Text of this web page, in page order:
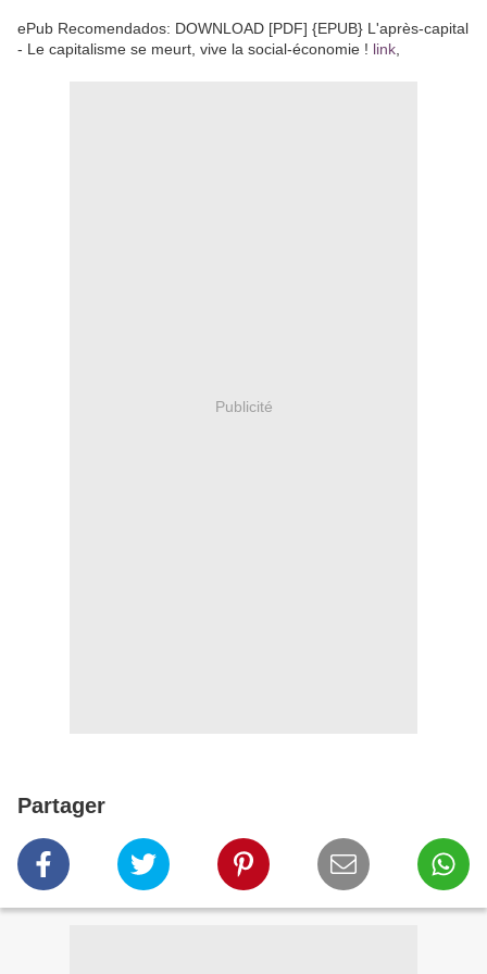
ePub Recomendados: DOWNLOAD [PDF] {EPUB} L'après-capital
- Le capitalisme se meurt, vive la social-économie ! link
Publicité
Partager